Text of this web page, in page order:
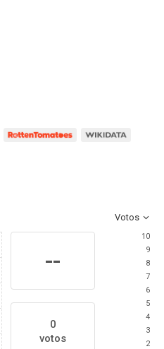
Votos
--
0
votos
10
9
8
7
6
5
4
3
2